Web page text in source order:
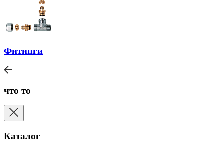
Фитинги
что то
Каталог